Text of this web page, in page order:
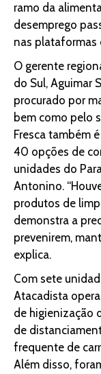
ramo da
desemprego
nas plataformas
O gerente
do Sul, Aguimar
procurado por
bem como pelo
Fresca também
40 opções de
unidades do
Antonino.
produtos de
demonstra a
prevenirem,
explica.
Com sete
Atacadista
de higienização
de
frequente de
Além disso,